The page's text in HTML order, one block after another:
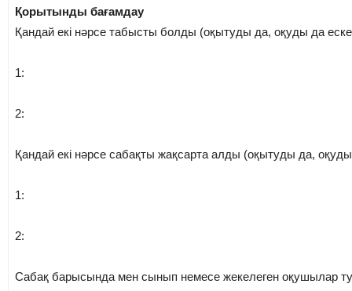
Қорытынды бағамдау
Қандай екі нəрсе табысты болды (оқытуды да, оқуды да
1:
2:
Қандай екі нəрсе сабақты жақсарта алды (оқытуды да, оқуды
1:
2:
Сабақ барысында мен сынып немесе жекелеген оқушылар